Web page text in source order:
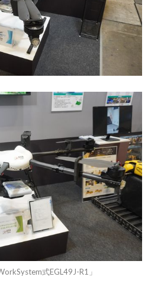
式EGL49J-R1」